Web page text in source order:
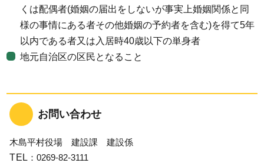
くは配偶者(婚姻の届出をしないが事実上婚姻関係と同
様の事情にある者その他婚姻の予約者を含む)を得て5年
以内である者又は入居時40歳以下の単身者
地元自治区の区民となること
お問い合わせ
木島平村役場 建設課 建設係
TEL ：0269-82-3111